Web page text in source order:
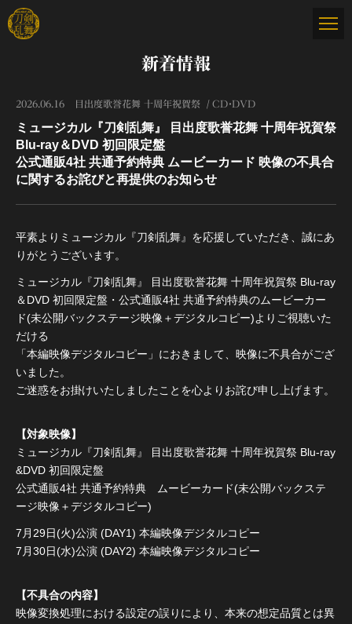
新着情報
2026.06.16 目出度歌誉花舞 十周年祝賀祭 CD・DVD
ミュージカル『刀剣乱舞』 目出度歌誉花舞 十周年祝賀祭
Blu-ray＆DVD 初回限定盤
公式通販4社 共通予約特典 ムービーカード 映像の不具合
に関するお詫びと再提供のお知らせ
平素よりミュージカル『刀剣乱舞』を応援していただき、誠にあ
りがとうございます。
ミュージカル『刀剣乱舞』 目出度歌誉花舞 十周年祝賀祭 Blu-ray
＆DVD 初回限定盤・公式通販4社 共通予約特典のムービーカー
ド(未公開バックステージ映像＋デジタルコピー)よりご視聴いた
だける
「本編映像デジタルコピー」におきまして、映像に不具合がござ
いました。
ご迷惑をお掛けいたしましたことを心よりお詫び申し上げます。
【対象映像】
ミュージカル『刀剣乱舞』 目出度歌誉花舞 十周年祝賀祭 Blu-ray
&DVD 初回限定盤
公式通販4社 共通予約特典 ムービーカード(未公開バックステ
ージ映像＋デジタルコピー)
7月29日(火)公演 (DAY1) 本編映像デジタルコピー
7月30日(水)公演 (DAY2) 本編映像デジタルコピー
【不具合の内容】
映像変換処理における設定の誤りにより、本来の想定品質とは異